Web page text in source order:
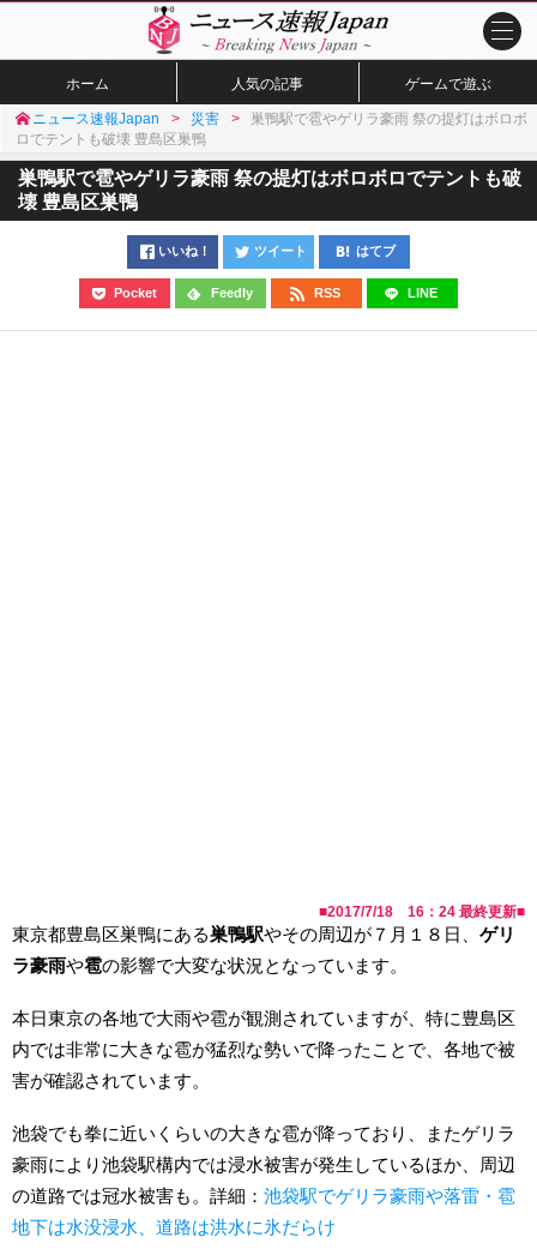
ホーム 人気の記事 ゲームで遊ぶ
ニュース速報Japan 災害
巣鴨駅で雹やゲリラ豪雨 祭の提灯はボロボ
ロでテントも破壊 豊島区巣鴨
巣鴨駅で雹やゲリラ豪雨 祭の提灯はボロボロでテントも破
壊 豊島区巣鴨
いいね！ ツイート はてブ
Pocket Feedly RSS LINE
■2017/7/18 16：24 最終更新■
東京都豊島区巣鴨にある巣鴨駅やその周辺が７月１８日、 ゲリ
ラ豪雨や雹の影響で大変な状況となっています。
本日東京の各地で大雨や雹が観測されていますが、特に豊島区
内では非常に大きな雹が猛烈な勢いで降ったことで、各地で被
害が確認されています。
池袋でも拳に近いくらいの大きな雹が降っており、またゲリラ
豪雨により池袋駅構内では浸水被害が発生しているほか、周辺
の道路では冠水被害も。詳細： 池袋駅でゲリラ豪雨や落雷・雹
地下は水没浸水、道路は洪水に氷だらけ